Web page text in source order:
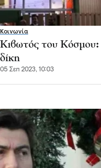
Κοινωνία
Κιβωτός του
δίκη
05 Σεπ 2023, 10:03